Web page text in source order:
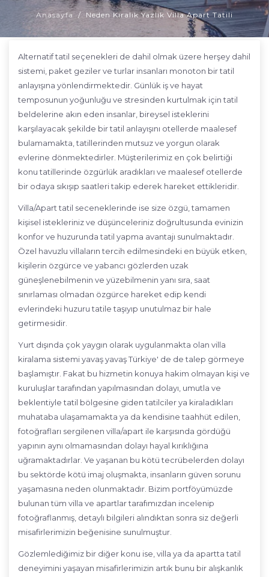
Anasayfa Neden Kiralık Yazlık Villa Apart Tatili
Alternatif tatil seçenekleri de dahil olmak üzere herşey dahil
sistemi, paket geziler ve turlar insanları monoton bir tatil
anlayışına yönlendirmektedir. Günlük iş ve hayat
temposunun yoğunluğu ve stresinden kurtulmak için tatil
beldelerine akın eden insanlar, bireysel isteklerini
karşılayacak şekilde bir tatil anlayışını otellerde maalesef
bulamamakta, tatillerinden mutsuz ve yorgun olarak
evlerine dönmektedirler. Müşterilerimiz en çok belirtiği
konu tatillerinde özgürlük aradıkları ve maalesef otellerde
bir odaya sıkışıp saatleri takip ederek hareket ettikleridir.
Villa/Apart tatil seceneklerinde ise size özgü, tamamen
kişisel istekleriniz ve düşünceleriniz doğrultusunda evinizin
konfor ve huzurunda tatil yapma avantajı sunulmaktadır.
Özel havuzlu villaların tercih edilmesindeki en büyük etken,
kişilerin özgürce ve yabancı gözlerden uzak
güneşlenebilmenin ve yüzebilmenin yanı sıra, saat
sınırlaması olmadan özgürce hareket edip kendi
evlerindeki huzuru tatile taşıyıp unutulmaz bir hale
getirmesidir.
Yurt dışında çok yaygın olarak uygulanmakta olan villa
kiralama sistemi yavaş yavaş Türkiye' de de talep görmeye
başlamıştır. Fakat bu hizmetin konuya hakim olmayan kişi ve
kuruluşlar tarafından yapılmasından dolayı, umutla ve
beklentiyle tatil bölgesine giden tatilciler ya kiraladıkları
muhataba ulaşamamakta ya da kendisine taahhüt edilen,
fotoğrafları sergilenen villa/apart ile karşısında gördüğü
yapının aynı olmamasından dolayı hayal kırıklığına
uğramaktadırlar. Ve yaşanan bu kötü tecrübelerden dolayı
bu sektörde kötü imaj oluşmakta, insanların güven sorunu
yaşamasına neden olunmaktadır. Bizim portföyümüzde
bulunan tüm villa ve apartlar tarafımızdan incelenip
fotoğraflanmış, detaylı bilgileri alındıktan sonra siz değerli
misafirlerimizin beğenisine sunulmuştur.
Gözlemlediğimiz bir diğer konu ise, villa ya da apartta tatil
deneyimini yaşayan misafirlerimizin artık bunu bir alışkanlık